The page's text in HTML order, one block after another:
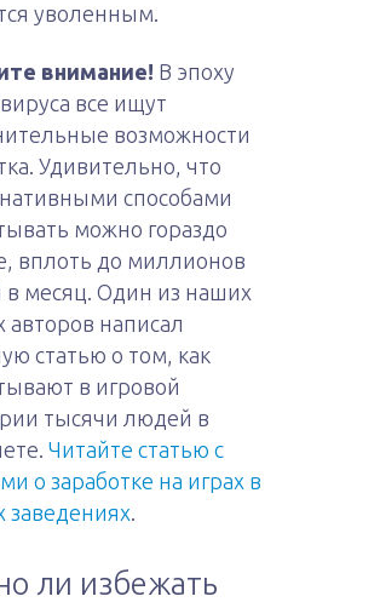
уволенным.
внимание! В эпоху
все ищут
возможности
Удивительно, что
способами
можно гораздо
вплоть до миллионов
в месяц. Один из наших
авторов написал
статью о том, как
в игровой
тысячи людей в
Читайте статью с
о заработке на играх в
заведениях.
ли избежать